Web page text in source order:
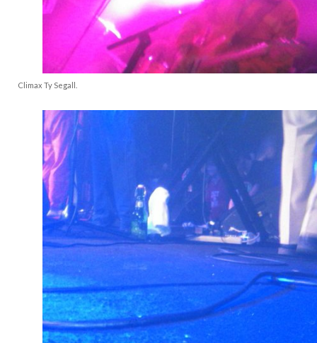
Climax Ty Segall.